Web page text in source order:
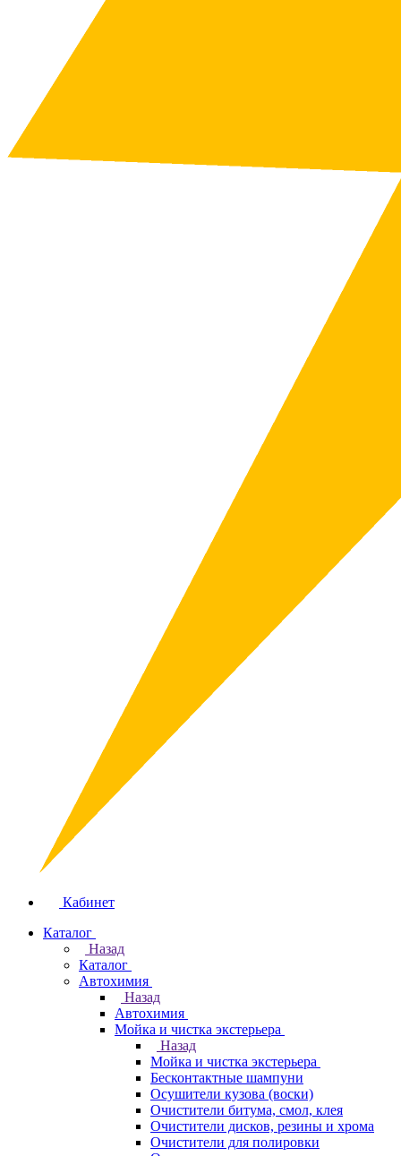
Кабинет
Каталог
Назад
Каталог
Автохимия
Назад
Автохимия
Мойка и чистка экстерьера
Назад
Мойка и чистка экстерьера
Бесконтактные шампуни
Осушители кузова (воски)
Очистители битума, смол, клея
Очистители дисков, резины и хрома
Очистители для полировки